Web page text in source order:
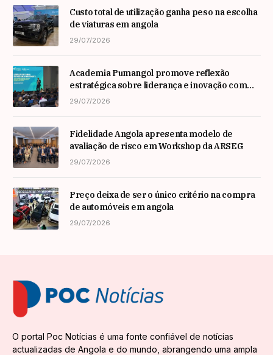
Custo total de utilização ganha peso na escolha
de viaturas em angola
29/07/2026
Academia Pumangol promove reflexão
estratégica sobre liderança e inovação com
especialista internacional Nadim Habib
29/07/2026
Fidelidade Angola apresenta modelo de
avaliação de risco em Workshop da ARSEG
29/07/2026
Preço deixa de ser o único critério na compra
de automóveis em angola
29/07/2026
O portal Poc Notícias é uma fonte confiável de notícias
actualizadas de Angola e do mundo, abrangendo uma ampla